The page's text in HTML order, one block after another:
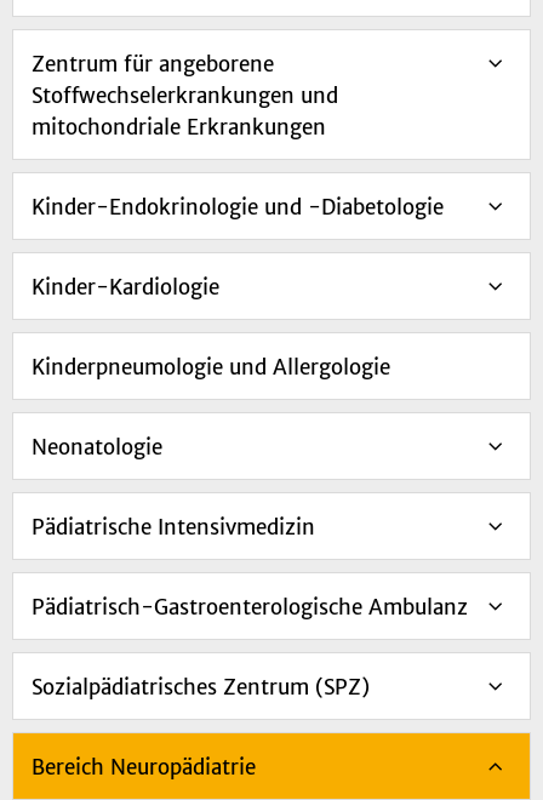
Zentrum für angeborene
Stoffwechselerkrankungen und
mitochondriale Erkrankungen
Kinder-Endokrinologie und -Diabetologie
Kinder-Kardiologie
Kinderpneumologie und Allergologie
Neonatologie
Pädiatrische Intensivmedizin
Pädiatrisch-Gastroenterologische Ambulanz
Sozialpädiatrisches Zentrum (SPZ)
Bereich Neuropädiatrie